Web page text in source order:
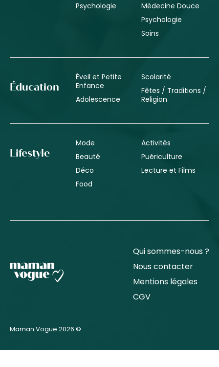
Psychologie
Médecine Douce
Psychologie
Soins
Éducation
Éveil et Petite
Enfance
Adolescence
Scolarité
Fêtes / Traditions /
Religion
Lifestyle
Mode
Beauté
Déco
Food
Activités
Puériculture
Lecture et Films
Qui sommes-nous ?
Nous contacter
Mentions légales
CGV
Maman Vogue 2026 ©